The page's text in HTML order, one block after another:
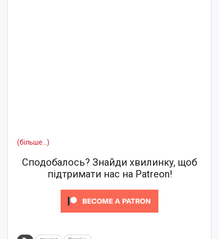
(більше…)
Сподобалось? Знайди хвилинку, щоб
підтримати нас на Patreon!